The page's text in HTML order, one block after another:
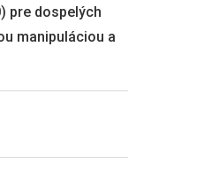
pre dospelých
manipuláciou a